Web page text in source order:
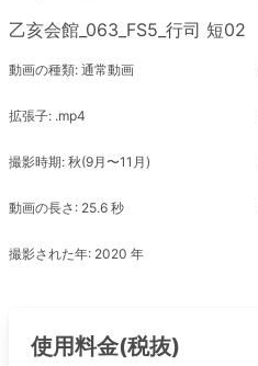
乙亥会館_063_FS5_行司 短02
動画の種類: 通常動画
拡張子: .mp4
撮影時期: 秋(9月〜11月)
動画の長さ: 25.6 秒
撮影された年: 2020 年
使用料金(税抜)